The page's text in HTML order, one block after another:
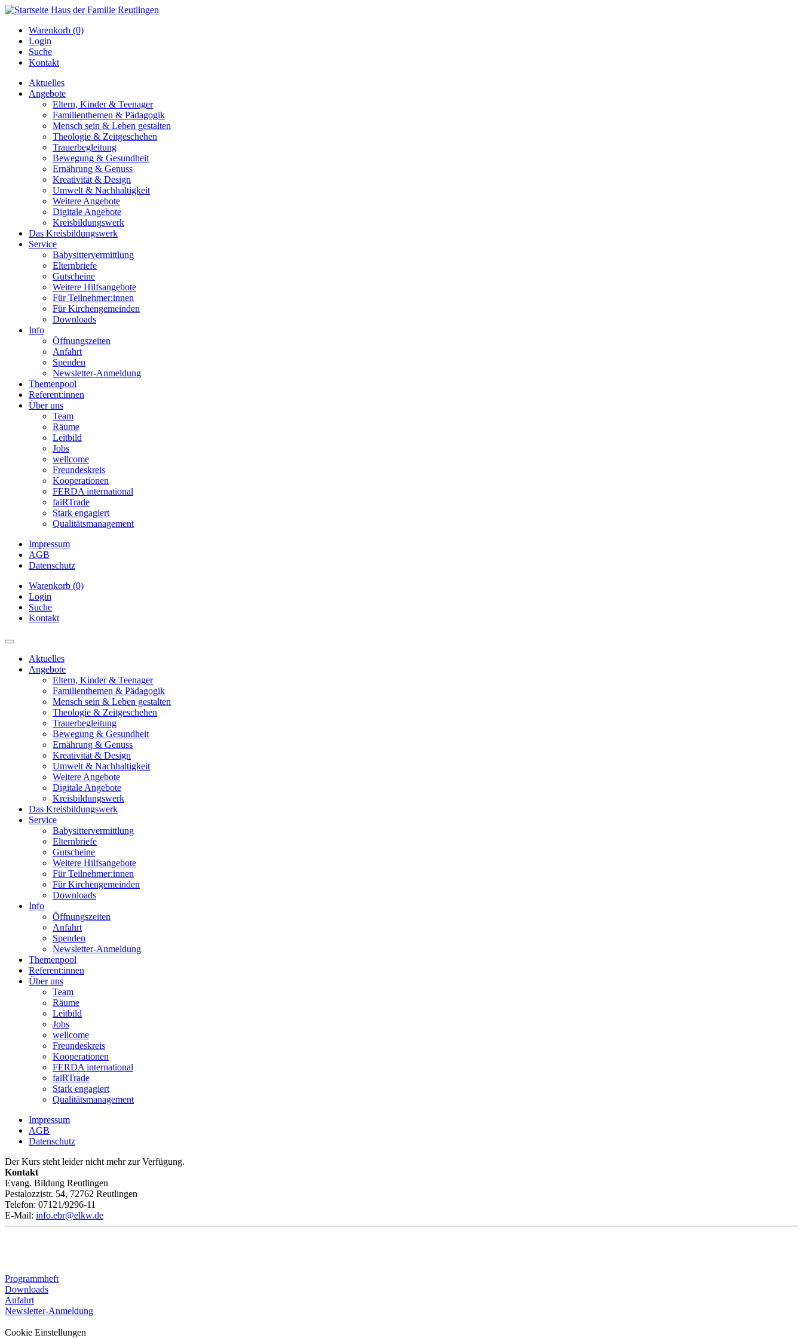
Warenkorb (0)
Login
Suche
Kontakt
Aktuelles
Angebote
Eltern, Kinder & Teenager
Familienthemen & Pädagogik
Mensch sein & Leben gestalten
Theologie & Zeitgeschehen
Trauerbegleitung
Bewegung & Gesundheit
Ernährung & Genuss
Kreativität & Design
Umwelt & Nachhaltigkeit
Weitere Angebote
Digitale Angebote
Kreisbildungswerk
Das Kreisbildungswerk
Service
Babysittervermittlung
Elternbriefe
Gutscheine
Weitere Hilfsangebote
Für Teilnehmer:innen
Für Kirchengemeinden
Downloads
Info
Öffnungszeiten
Anfahrt
Spenden
Newsletter-Anmeldung
Themenpool
Referent:innen
Über uns
Team
Räume
Leitbild
Jobs
wellcome
Freundeskreis
Kooperationen
FERDA international
faiRTrade
Stark engagiert
Qualitätsmanagement
Impressum
AGB
Datenschutz
Warenkorb (0)
Login
Suche
Kontakt
Aktuelles
Angebote
Eltern, Kinder & Teenager
Familienthemen & Pädagogik
Mensch sein & Leben gestalten
Theologie & Zeitgeschehen
Trauerbegleitung
Bewegung & Gesundheit
Ernährung & Genuss
Kreativität & Design
Umwelt & Nachhaltigkeit
Weitere Angebote
Digitale Angebote
Kreisbildungswerk
Das Kreisbildungswerk
Service
Babysittervermittlung
Elternbriefe
Gutscheine
Weitere Hilfsangebote
Für Teilnehmer:innen
Für Kirchengemeinden
Downloads
Info
Öffnungszeiten
Anfahrt
Spenden
Newsletter-Anmeldung
Themenpool
Referent:innen
Über uns
Team
Räume
Leitbild
Jobs
wellcome
Freundeskreis
Kooperationen
FERDA international
faiRTrade
Stark engagiert
Qualitätsmanagement
Impressum
AGB
Datenschutz
Der Kurs steht leider nicht mehr zur Verfügung.
Kontakt
Evang. Bildung Reutlingen
Pestalozzistr. 54, 72762 Reutlingen
Telefon: 07121/9296-11
E-Mail: info.ebr@elkw.de
Programmheft
Downloads
Anfahrt
Newsletter-Anmeldung
Cookie Einstellungen